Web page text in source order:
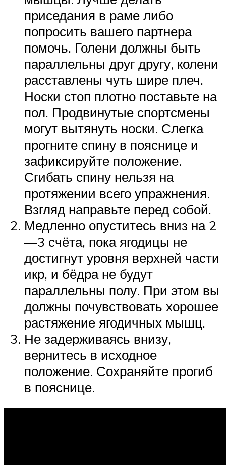
приседания в раме либо
попросить вашего партнера
помочь. Голени должны быть
параллельны друг другу, колени
расставлены чуть шире плеч.
Носки стоп плотно поставьте на
пол. Продвинутые спортсмены
могут вытянуть носки. Слегка
прогните спину в пояснице и
зафиксируйте положение.
Сгибать спину нельзя на
протяжении всего упражнения.
Взгляд направьте перед собой.
Медленно опуститесь вниз на 2
—3 счёта, пока ягодицы не
достигнут уровня верхней части
икр, и бёдра не будут
параллельны полу. При этом вы
должны почувствовать хорошее
растяжение ягодичных мышц.
Не задерживаясь внизу,
вернитесь в исходное
положение. Сохраняйте прогиб
в пояснице.